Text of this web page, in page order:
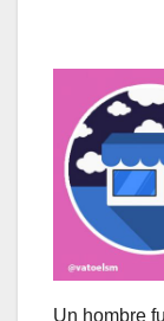
Un hombre